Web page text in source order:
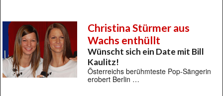
Christina Stürmer aus
Wachs enthüllt
Wünscht sich ein Date mit Bill
Kaulitz!
Österreichs berühmteste Pop-Sängerin
erobert Berlin …